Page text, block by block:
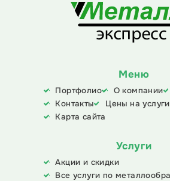
Меню
Портфолио О компании
Контакты
Цены на услуги
Карта сайта
Услуги
Акции и скидки
Все услуги по